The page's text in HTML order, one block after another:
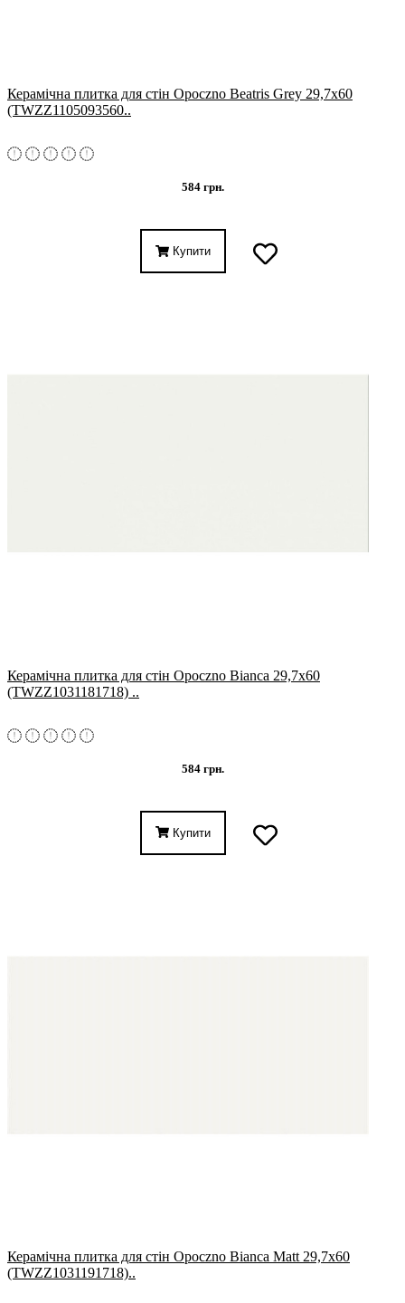
Керамічна плитка для стін Opoczno Beatris Grey 29,7x60
(TWZZ1105093560..
584 грн.
Купити
Керамічна плитка для стін Opoczno Bianca 29,7x60
(TWZZ1031181718) ..
584 грн.
Купити
Керамічна плитка для стін Opoczno Bianca Matt 29,7x60
(TWZZ1031191718)..